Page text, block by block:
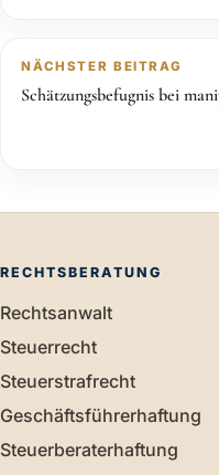
NÄCHSTER BEITRAG
Schätzungsbefugnis bei
RECHTSBERATUNG
Rechtsanwalt
Steuerrecht
Steuerstrafrecht
Geschäftsführerhaftung
Steuerberaterhaftung